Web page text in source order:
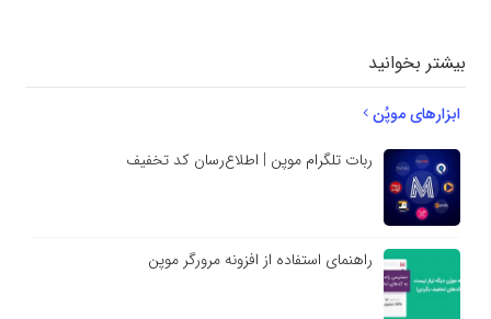
بیشتر بخوانید
ابزارهای موپُن
ربات تلگرام موپن | اطلاع‌رسان کد تخفیف
راهنمای استفاده از افزونه مرورگر موپن